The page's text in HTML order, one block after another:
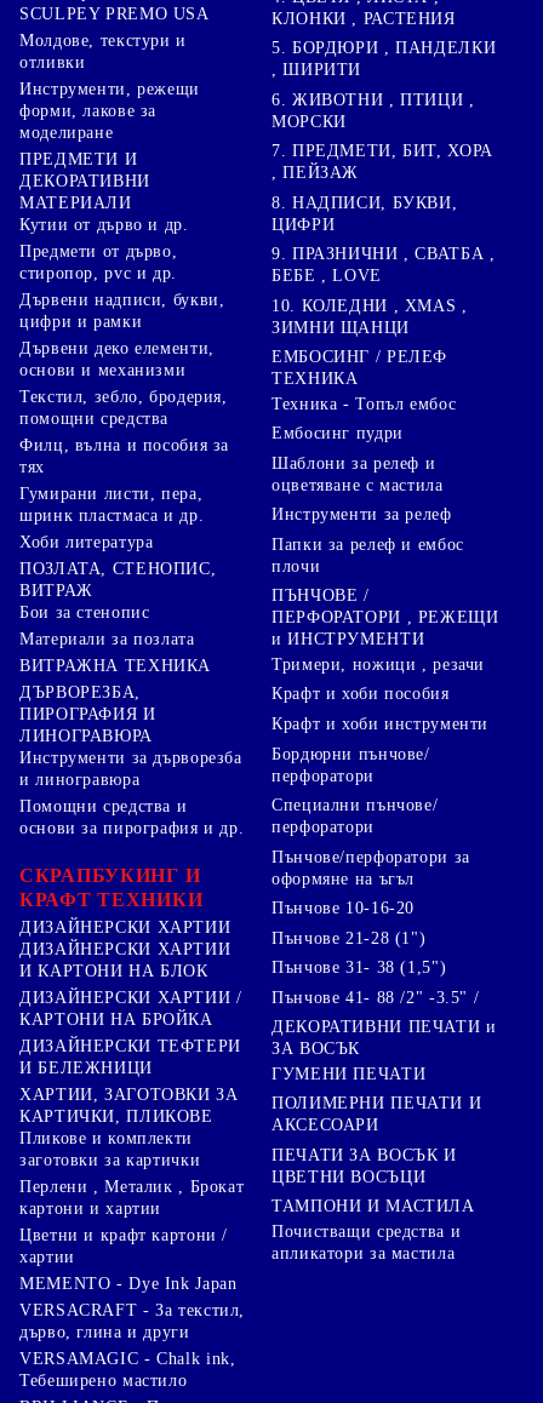
SCULPEY PREMO USA
Молдове, текстури и
отливки
Инструменти, режещи
форми, лакове за
моделиране
ПРЕДМЕТИ И
ДЕКОРАТИВНИ
МАТЕРИАЛИ
Кутии от дърво и др.
Предмети от дърво,
стиропор, pvc и др.
Дървени надписи, букви,
цифри и рамки
Дървени деко елементи,
основи и механизми
Текстил, зебло, бродерия,
помощни средства
Филц, вълна и пособия за
тях
Гумирани листи, пера,
шринк пластмаса и др.
Хоби литература
ПОЗЛАТА, СТЕНОПИС,
ВИТРАЖ
Бои за стенопис
Материали за позлата
ВИТРАЖНА ТЕХНИКА
ДЪРВОРЕЗБА,
ПИРОГРАФИЯ И
ЛИНОГРАВЮРА
Инструменти за дърворезба
и линогравюра
Помощни средства и
основи за пирография и др.
СКРАПБУКИНГ И
КРАФТ ТЕХНИКИ
ДИЗАЙНЕРСКИ ХАРТИИ
ДИЗАЙНЕРСКИ ХАРТИИ
И КАРТОНИ НА БЛОК
ДИЗАЙНЕРСКИ ХАРТИИ /
КАРТОНИ НА БРОЙКА
ДИЗАЙНЕРСКИ ТЕФТЕРИ
И БЕЛЕЖНИЦИ
ХАРТИИ, ЗАГОТОВКИ ЗА
КАРТИЧКИ, ПЛИКОВЕ
Пликове и комплекти
заготовки за картички
Перлени , Металик , Брокат
картони и хартии
Цветни и крафт картони /
хартии
КЛОНКИ , РАСТЕНИЯ
5. БОРДЮРИ , ПАНДЕЛКИ
, ШИРИТИ
6. ЖИВОТНИ , ПТИЦИ ,
МОРСКИ
7. ПРЕДМЕТИ, БИТ, ХОРА
, ПЕЙЗАЖ
8. НАДПИСИ, БУКВИ,
ЦИФРИ
9. ПРАЗНИЧНИ , СВАТБА ,
БЕБЕ , LOVE
10. КОЛЕДНИ , XMAS ,
ЗИМНИ ЩАНЦИ
ЕМБОСИНГ / РЕЛЕФ
ТЕХНИКА
Техника - Топъл ембос
Ембосинг пудри
Шаблони за релеф и
оцветяване с мастила
Инструменти за релеф
Папки за релеф и ембос
плочи
ПЪНЧОВЕ /
ПЕРФОРАТОРИ , РЕЖЕЩИ
и ИНСТРУМЕНТИ
Тримери, ножици , резачи
Крафт и хоби пособия
Крафт и хоби инструменти
Бордюрни пънчове/
перфоратори
Специални пънчове/
перфоратори
Пънчове/перфоратори за
оформяне на ъгъл
Пънчове 10-16-20
Пънчове 21-28 (1")
Пънчове 31- 38 (1,5")
Пънчове 41- 88 /2" -3.5" /
ДЕКОРАТИВНИ ПЕЧАТИ и
ЗА ВОСЪК
ГУМЕНИ ПЕЧАТИ
ПОЛИМЕРНИ ПЕЧАТИ И
АКСЕСОАРИ
ПЕЧАТИ ЗА ВОСЪК И
ЦВЕТНИ ВОСЪЦИ
ТАМПОНИ И МАСТИЛА
Почистващи средства и
апликатори за мастила
MEMENTO - Dye Ink Japan
VERSACRAFT - За текстил,
дърво, глина и други
VERSAMAGIC - Chalk ink,
Тебеширено мастило